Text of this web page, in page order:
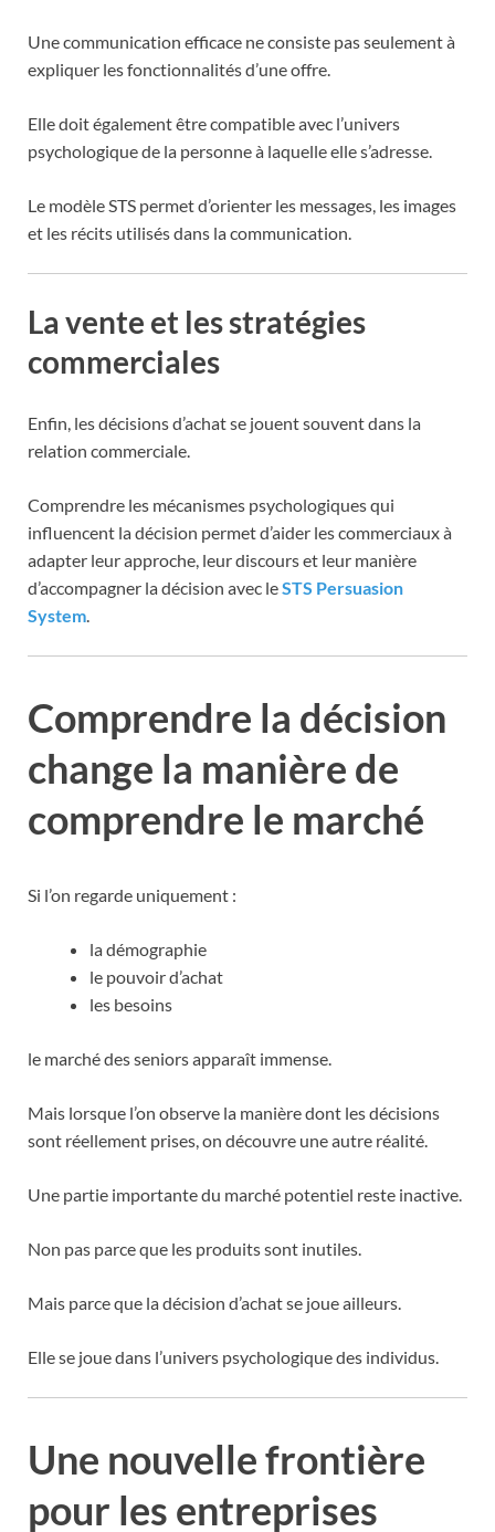
Une communication efficace ne consiste pas seulement à
expliquer les fonctionnalités d’une offre.
Elle doit également être compatible avec l’univers
psychologique de la personne à laquelle elle s’adresse.
Le modèle STS permet d’orienter les messages, les images
et les récits utilisés dans la communication.
La vente et les stratégies
commerciales
Enfin, les décisions d’achat se jouent souvent dans la
relation commerciale.
Comprendre les mécanismes psychologiques qui
influencent la décision permet d’aider les commerciaux à
adapter leur approche, leur discours et leur manière
d’accompagner la décision avec leSTS Persuasion
System.
Comprendre la décision
change la manière de
comprendre le marché
Si l’on regarde uniquement :
la démographie
le pouvoir d’achat
les besoins
le marché des seniors apparaît immense.
Mais lorsque l’on observe la manière dont les décisions
sont réellement prises, on découvre une autre réalité.
Une partie importante du marché potentiel reste inactive.
Non pas parce que les produits sont inutiles.
Mais parce que la décision d’achat se joue ailleurs.
Elle se joue dans l’univers psychologique des individus.
Une nouvelle frontière
pour les entreprises